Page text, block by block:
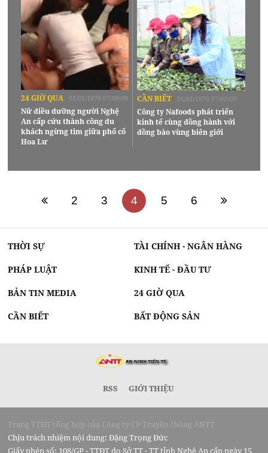
24 GIỜ QUA 01/01/1970 07:00:00
Nữ điều dưỡng người Nghệ
An cấp cứu thành công du
khách ngừng tim giữa phố cổ
Hoa Lư
CẦN BIẾT 01/01/1970 07:00:00
Công ty Nafoods phát triển
kinh tế cùng đồng hành với
đồng bào vùng biên giới
2 3 4 5 6
THỜI SỰ TÀI CHÍNH - NGÂN HÀNG
PHÁP LUẬT KINH TẾ - ĐẦU TƯ
BẢN TIN MEDIA 24 GIỜ QUA
CẦN BIẾT BẤT ĐỘNG SẢN
RSS GIỚI THIỆU
Trang TTĐT tổng hợp của Công ty CP Truyền thông ANTT
Chịu trách nhiệm nội dung: Đặng Trọng Đức
Giấy phép số: 108/GP - TTĐT do Sở TT - TT tỉnh Nghệ An cấp ngày 15